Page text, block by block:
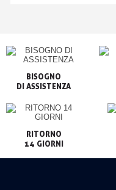
BISOGNO
RITORNO
14 GIORNI